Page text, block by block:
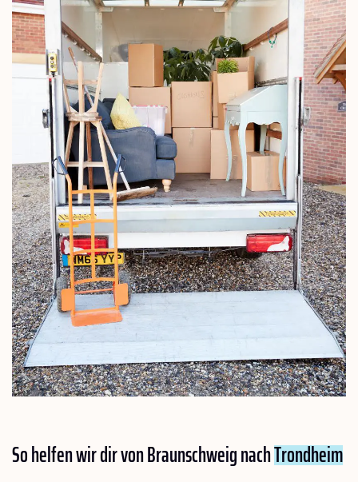
So helfen wir dir von Braunschweig nachTrondheim